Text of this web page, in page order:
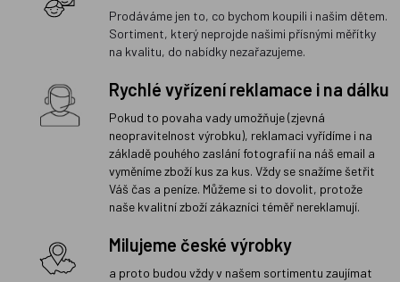
Prodáváme jen to, co bychom koupili i našim dětem.
Sortiment, který neprojde našimi přísnými měřítky
na kvalitu, do nabídky nezařazujeme.
Rychlé vyřízení reklamace i na dálku
Pokud to povaha vady umožňuje (zjevná
neopravitelnost výrobku), reklamaci vyřídíme i na
základě pouhého zaslání fotografií na náš email a
vyměníme zboží kus za kus. Vždy se snažíme šetřit
Váš čas a peníze. Můžeme si to dovolit, protože
naše kvalitní zboží zákazníci téměř nereklamují.
Milujeme české výrobky
a proto budou vždy v našem sortimentu zaujímat